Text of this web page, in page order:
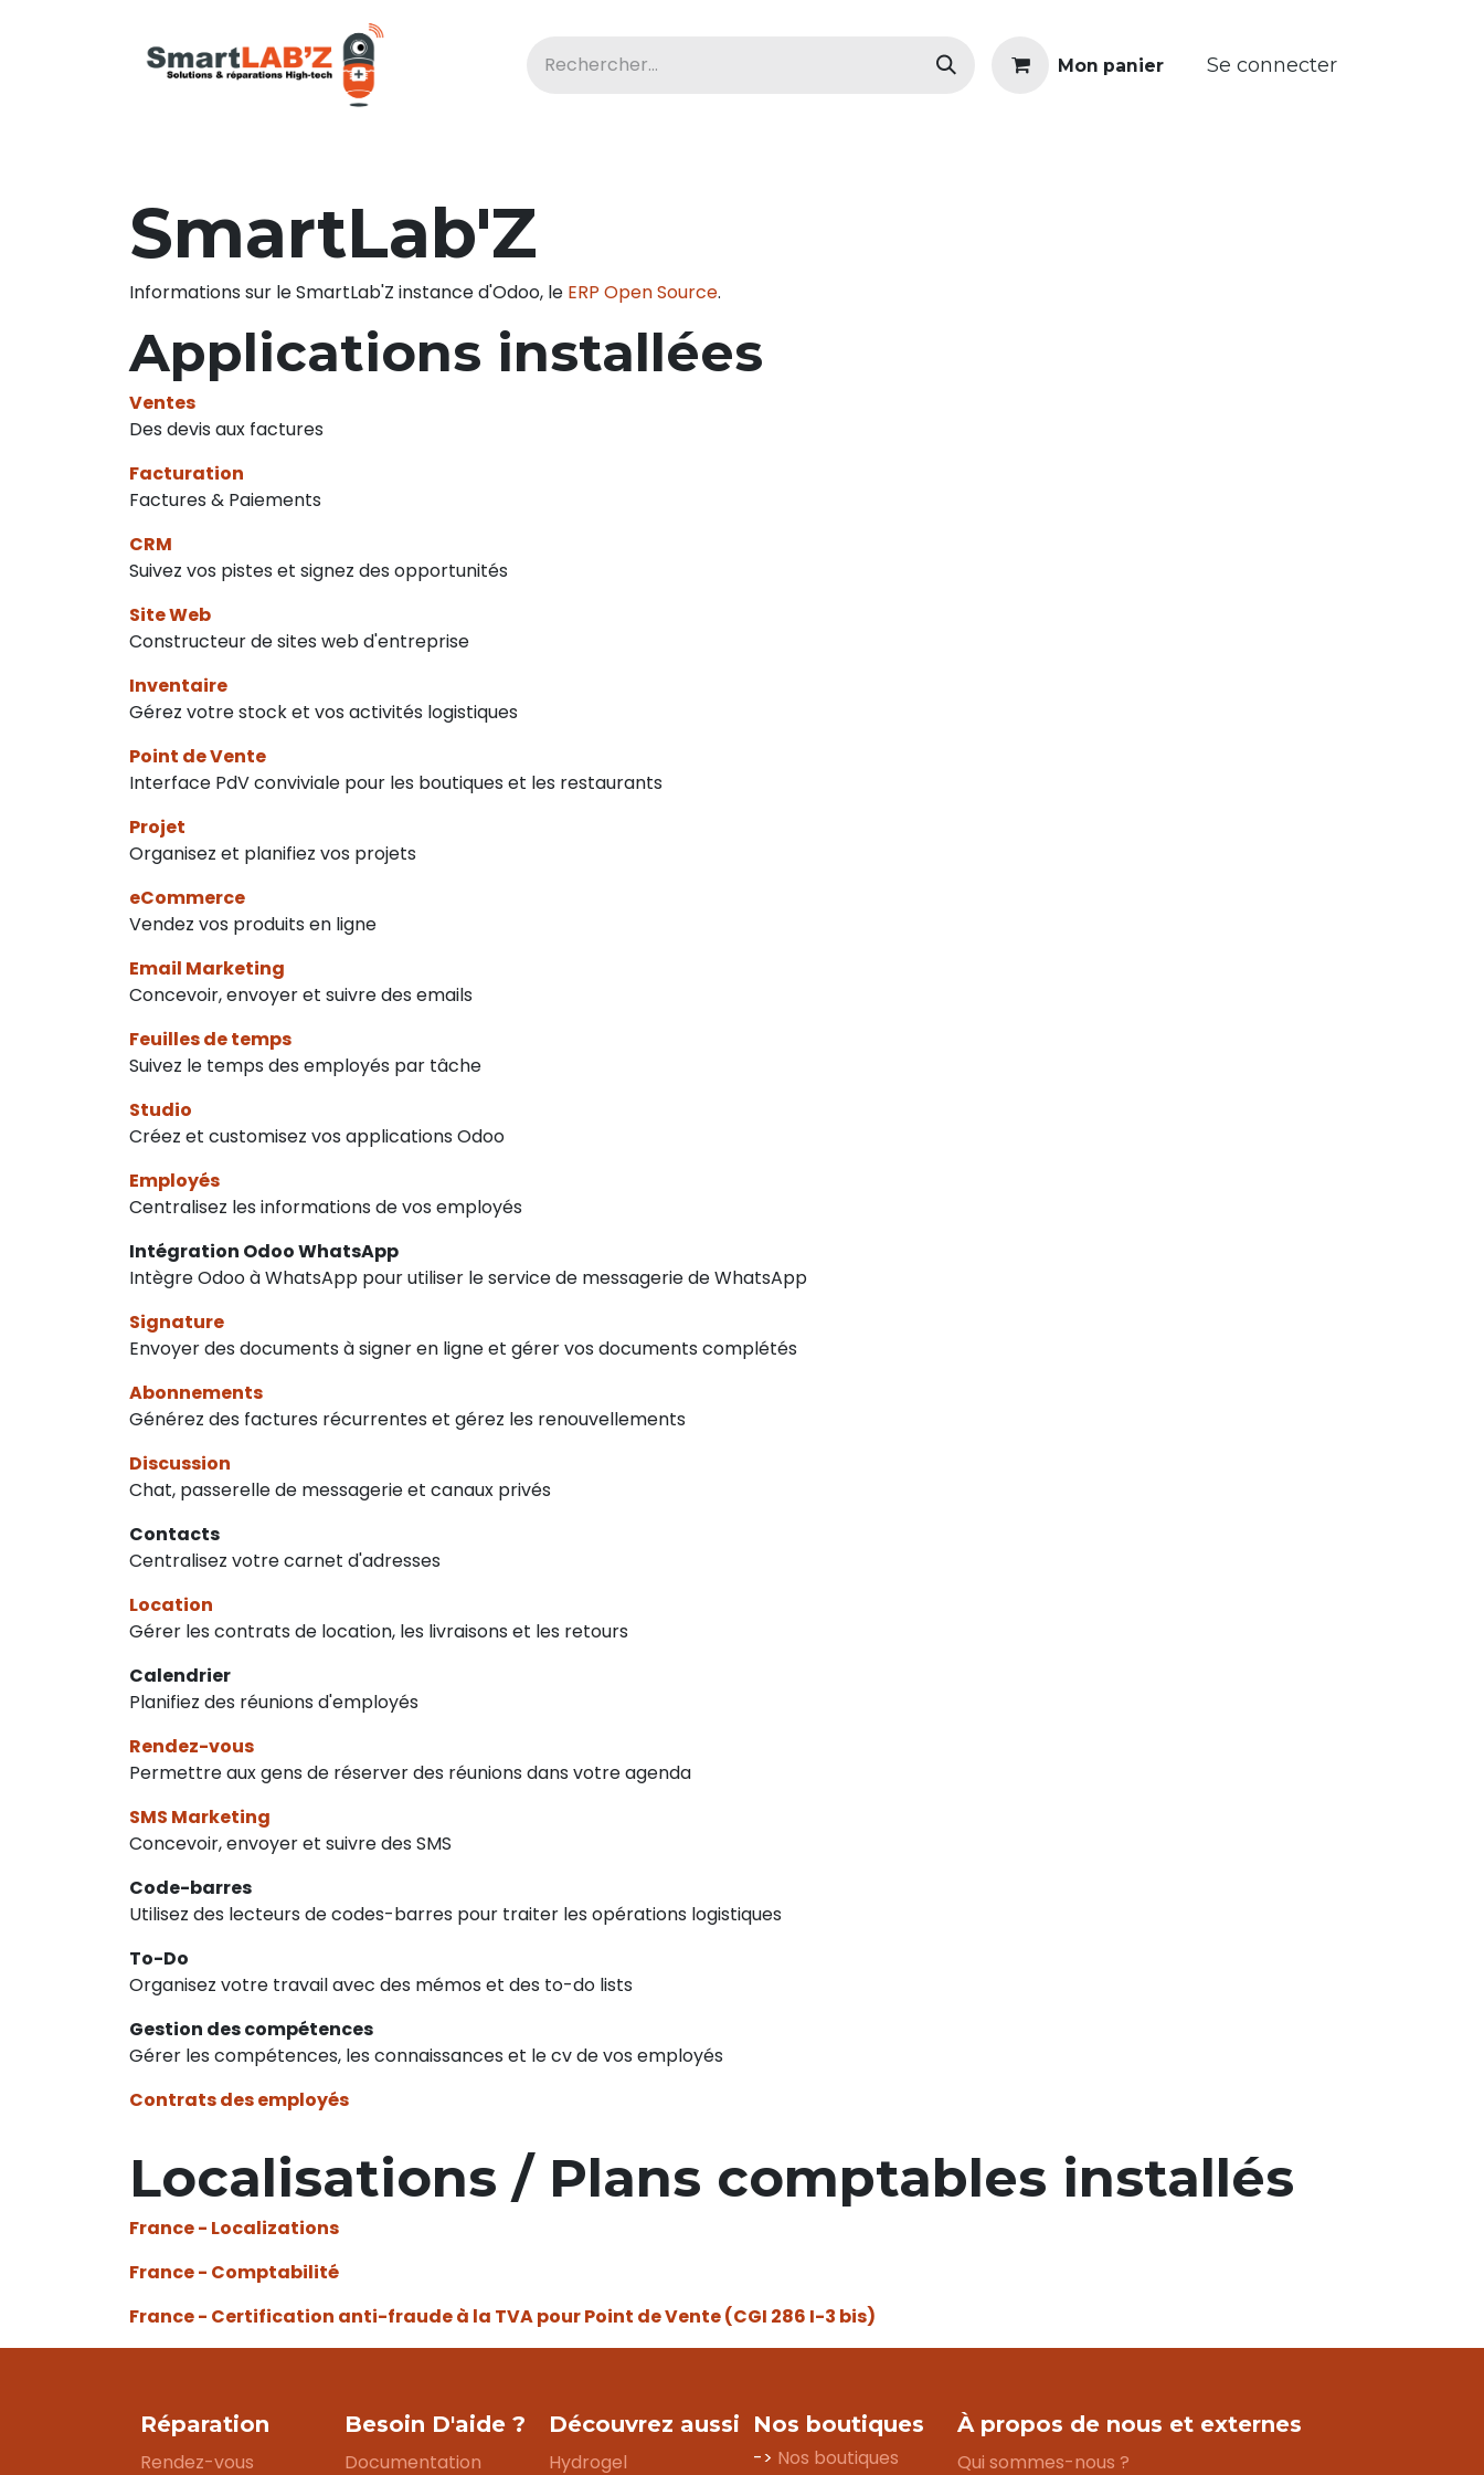
Mon panier Se connecter
SmartLab'Z
Informations sur le SmartLab'Z instance d'Odoo, le ERP Open Source.
Applications installées
Ventes
Des devis aux factures
Facturation
Factures & Paiements
CRM
Suivez vos pistes et signez des opportunités
Site Web
Constructeur de sites web d'entreprise
Inventaire
Gérez votre stock et vos activités logistiques
Point de Vente
Interface PdV conviviale pour les boutiques et les restaurants
Projet
Organisez et planifiez vos projets
eCommerce
Vendez vos produits en ligne
Email Marketing
Concevoir, envoyer et suivre des emails
Feuilles de temps
Suivez le temps des employés par tâche
Studio
Créez et customisez vos applications Odoo
Employés
Centralisez les informations de vos employés
Intégration Odoo WhatsApp
Intègre Odoo à WhatsApp pour utiliser le service de messagerie de WhatsApp
Signature
Envoyer des documents à signer en ligne et gérer vos documents complétés
Abonnements
Générez des factures récurrentes et gérez les renouvellements
Discussion
Chat, passerelle de messagerie et canaux privés
Contacts
Centralisez votre carnet d'adresses
Location
Gérer les contrats de location, les livraisons et les retours
Calendrier
Planifiez des réunions d'employés
Rendez-vous
Permettre aux gens de réserver des réunions dans votre agenda
SMS Marketing
Concevoir, envoyer et suivre des SMS
Code-barres
Utilisez des lecteurs de codes-barres pour traiter les opérations logistiques
To-Do
Organisez votre travail avec des mémos et des to-do lists
Gestion des compétences
Gérer les compétences, les connaissances et le cv de vos employés
Contrats des employés
Localisations / Plans comptables installés
France - Localizations
France - Comptabilité
France - Certification anti-fraude à la TVA pour Point de Vente (CGI 286 I-3 bis)
Réparation
Rendez-vous
Besoin D'aide ?
Documentation
Découvrez aussi
Hydrogel
Nos boutiques
-> Nos boutiques
À propos de nous et externes
Qui sommes-nous ?